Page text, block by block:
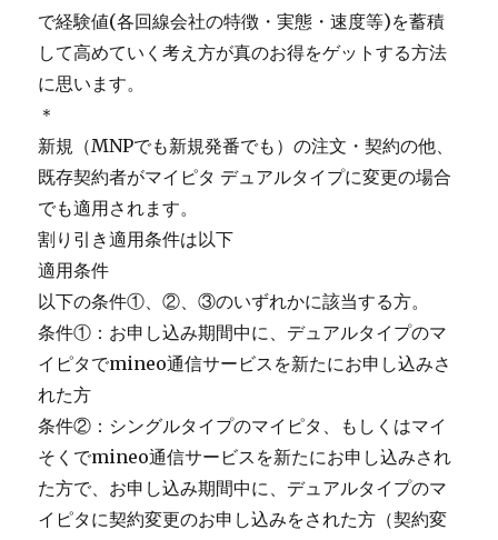
で経験値(各回線会社の特徴・実態・速度等)を蓄積
して高めていく考え方が真のお得をゲットする方法
に思います。
＊
新規（MNPでも新規発番でも）の注文・契約の他、
既存契約者がマイピタ デュアルタイプに変更の場合
でも適用されます。
割り引き適用条件は以下
適用条件
以下の条件①、②、③のいずれかに該当する方。
条件①：お申し込み期間中に、デュアルタイプのマ
イピタでmineo通信サービスを新たにお申し込みさ
れた方
条件②：シングルタイプのマイピタ、もしくはマイ
そくでmineo通信サービスを新たにお申し込みされ
た方で、お申し込み期間中に、デュアルタイプのマ
イピタに契約変更のお申し込みをされた方（契約変